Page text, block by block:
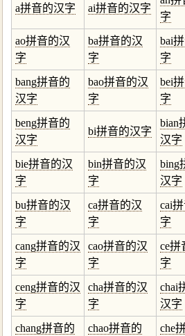
a拼音的汉字 ai拼音的汉字
字
ao拼音的汉
字
ba拼音的汉
字
bai
字
bang拼音的
汉字
bao拼音的汉
字
bei
字
beng拼音的
汉字
bi拼音的汉字
bian
汉字
bie拼音的汉
字
bin拼音的汉
字
bing
汉字
bu拼音的汉
字
ca拼音的汉
字
cai
字
cang拼音的汉
字
cao拼音的汉
字
ce拼
字
ceng拼音的汉
字
cha拼音的汉
字
chai
汉字
chang拼音的
chao拼音的
che